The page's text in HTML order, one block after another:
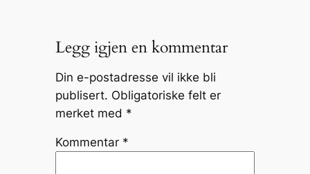
Legg igjen en kommentar
Din e-postadresse vil ikke bli
publisert. Obligatoriske felt er
merket med *
Kommentar *